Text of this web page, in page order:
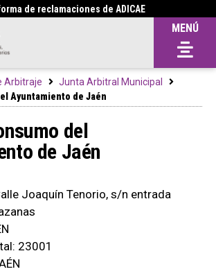
de reclamaciones de ADICAE
MENÚ
Arbitraje
Junta Arbitral Municipal
Ayuntamiento de Jaén
del
de Jaén
Joaquín Tenorio, s/n entrada
23001